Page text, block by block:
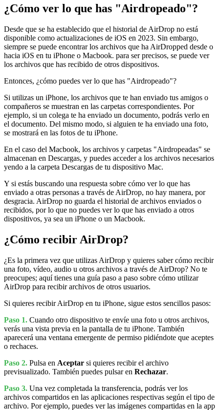
¿Cómo ver lo que has "Airdropeado"?
Desde que se ha establecido que el historial de AirDrop no está
disponible como actualizaciones de iOS en 2023. Sin embargo,
siempre se puede encontrar los archivos que ha AirDropped desde o
hacia iOS en tu iPhone o Macbook. para ser precisos, se puede ver
los archivos que has recibido de otros dispositivos.
Entonces, ¿cómo puedes ver lo que has "Airdropeado"?
Si utilizas un iPhone, los archivos que te han enviado tus amigos o
compañeros se muestran en las carpetas correspondientes. Por
ejemplo, si un colega te ha enviado un documento, podrás verlo en
el documento. Del mismo modo, si alguien te ha enviado una foto,
se mostrará en las fotos de tu iPhone.
En el caso del Macbook, los archivos y carpetas "Airdropeadas" se
almacenan en Descargas, y puedes acceder a los archivos necesarios
yendo a la carpeta Descargas de tu dispositivo Mac.
Y si estás buscando una respuesta sobre cómo ver lo que has
enviado a otras personas a través de AirDrop, no hay manera, por
desgracia. AirDrop no guarda el historial de archivos enviados o
recibidos, por lo que no puedes ver lo que has enviado a otros
dispositivos, ya sea un iPhone o un Macbook.
¿Cómo recibir AirDrop?
¿Es la primera vez que utilizas AirDrop y quieres saber cómo recibir
una foto, vídeo, audio u otros archivos a través de AirDrop? No te
preocupes; aquí tienes una guía paso a paso sobre cómo utilizar
AirDrop para recibir archivos de otros usuarios.
Si quieres recibir AirDrop en tu iPhone, sigue estos sencillos pasos:
Paso 1. Cuando otro dispositivo te envíe una foto u otros archivos,
verás una vista previa en la pantalla de tu iPhone. También
aparecerá una ventana emergente de permiso pidiéndote que aceptes
o rechaces.
Paso 2. Pulsa en Aceptar si quieres recibir el archivo
previsualizado. También puedes pulsar en Rechazar.
Paso 3. Una vez completada la transferencia, podrás ver los
archivos compartidos en las aplicaciones respectivas según el tipo de
archivo. Por ejemplo, puedes ver las imágenes compartidas en la app